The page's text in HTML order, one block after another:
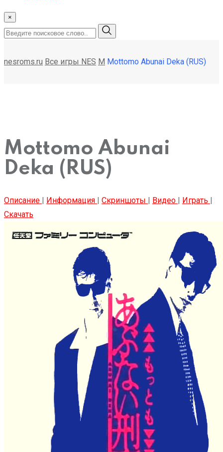
×
nesroms.ru Все игры NES M Mottomo Abunai Deka (RUS)
Mottomo Abunai
Deka (RUS)
Описание | Информация | Скриншоты | Видео | Играть |
Скачать